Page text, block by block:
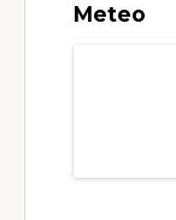
Meteo